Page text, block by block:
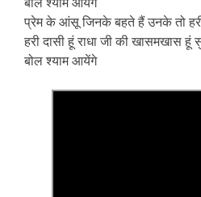
प्रेम के आंसू जिनके बहते हैं उनके तो
हरी दासी हूं राधा जी की खासमखास
बोल श्याम आयेंगे